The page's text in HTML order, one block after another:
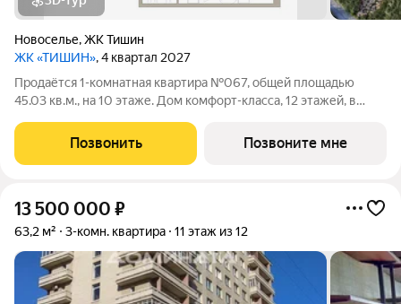
Новоселье,ЖК Тишин
ЖК «ТИШИН», 4 квартал 2027
Продаётся 1-комнатная квартира №067, общей площадью
45.03 кв.м., на 10 этаже. Дом комфорт-класса, 12 этажей, в
домом. РАСПОЛОЖЕНИЕ И БЛАГОУСТРОЙСТВО ЖК «Тишин»
расположен в поселке Новоселье в
Позвонить Позвоните мне
13 500 000 ₽
63,2 м² 3-комн. квартира 11 этаж из 12